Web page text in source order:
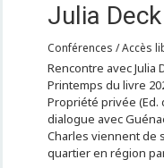
Julia
Conférences / Accès
Rencontre avec Julia
Printemps du livre
Propriété privée (Ed.
dialogue avec
Charles viennent de
quartier en région